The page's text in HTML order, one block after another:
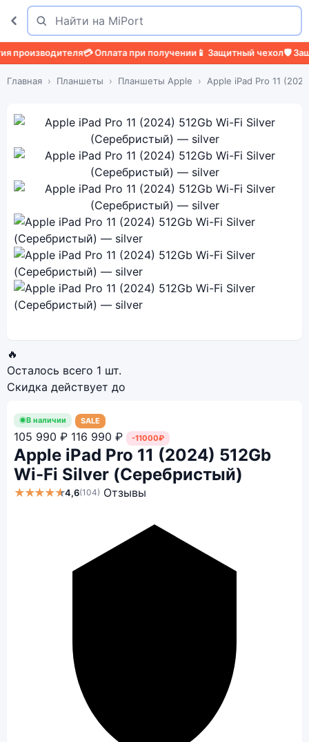
Поиск
Найти
💳 Оплата при получении📱 Защитный чехол🛡️ Защитное
Главная Планшеты Планшеты Apple Apple iPad Pro 11
🔥
Осталось всего 1 шт.
Скидка действует до
В наличии SALE
105 990 ₽ 116 990 ₽ -11000₽
Apple iPad Pro 11 (2024) 512Gb
Wi-Fi Silver (Серебристый)
★★★★★4,6(104) Отзывы